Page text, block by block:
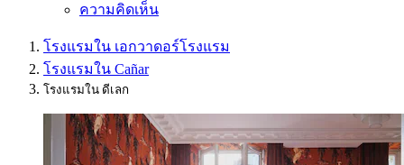
ความคิดเห็น
โรงแรมใน เอกวาดอร์โรงแรม
โรงแรมใน Cañar
โรงแรมใน ดีเลก